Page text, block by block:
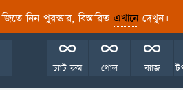
নিন পুরস্কার, বিস্তারিত এখানেদেখুন।
ব্যাজ
পোল
চ্যাট রুম